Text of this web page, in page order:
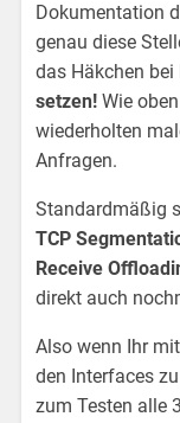
Dokumentation
genau diese
das Häkchen bei
setzen! Wie
wiederholten
Anfragen.
Standardmäßig
TCP
Receive
direkt auch
Also wenn Ihr
den Interfaces
zum Testen alle